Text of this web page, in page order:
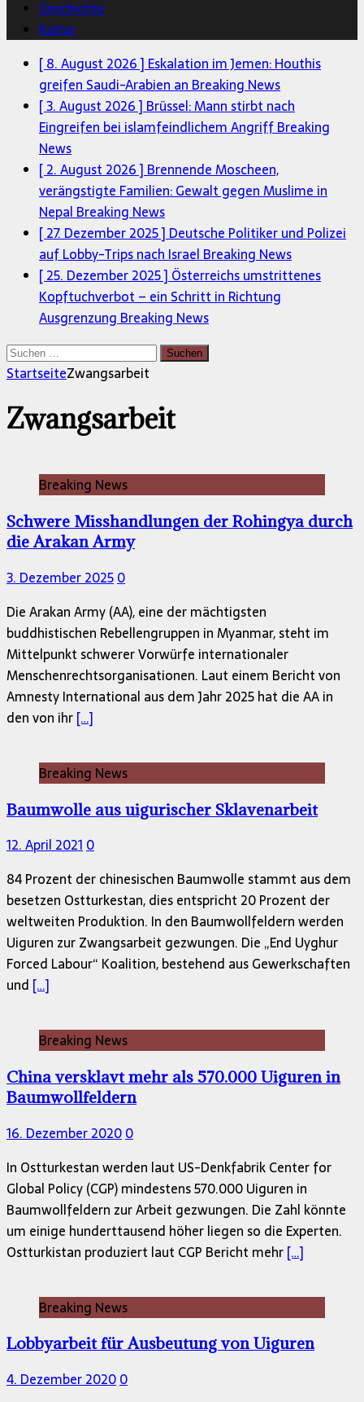
Geschichte
Kultur
[ 8. August 2026 ] Eskalation im Jemen: Houthis
greifen Saudi-Arabien an Breaking News
[ 3. August 2026 ] Brüssel: Mann stirbt nach
Eingreifen bei islamfeindlichem AngriffBreaking
News
[ 2. August 2026 ] Brennende Moscheen,
verängstigte Familien: Gewalt gegen Muslime in
Nepal Breaking News
[ 27. Dezember 2025 ] Deutsche Politiker und Polizei
auf Lobby-Trips nach Israel Breaking News
[ 25. Dezember 2025 ] Österreichs umstrittenes
Kopftuchverbot – ein Schritt in Richtung
Ausgrenzung Breaking News
Suchen
nach:
StartseiteZwangsarbeit
Zwangsarbeit
Breaking News
Schwere Misshandlungen der Rohingya durch
die Arakan Army
3. Dezember 20250
Die Arakan Army (AA), eine der mächtigsten
buddhistischen Rebellengruppen in Myanmar, steht im
Mittelpunkt schwerer Vorwürfe internationaler
Menschenrechtsorganisationen. Laut einem Bericht von
Amnesty International aus dem Jahr 2025 hat die AA in
den von ihr[…]
Breaking News
Baumwolle aus uigurischer Sklavenarbeit
12. April 20210
84 Prozent der chinesischen Baumwolle stammt aus dem
besetzen Ostturkestan, dies entspricht 20 Prozent der
weltweiten Produktion. In den Baumwollfeldern werden
Uiguren zur Zwangsarbeit gezwungen. Die „End Uyghur
Forced Labour“ Koalition, bestehend aus Gewerkschaften
und […]
Breaking News
China versklavt mehr als 570.000 Uiguren in
Baumwollfeldern
16. Dezember 20200
In Ostturkestan werden laut US-Denkfabrik Center for
Global Policy (CGP) mindestens 570.000 Uiguren in
Baumwollfeldern zur Arbeit gezwungen. Die Zahl könnte
um einige hunderttausend höher liegen so die Experten.
Ostturkistan produziert laut CGP Bericht mehr[…]
Breaking News
Lobbyarbeit für Ausbeutung von Uiguren
4. Dezember 20200